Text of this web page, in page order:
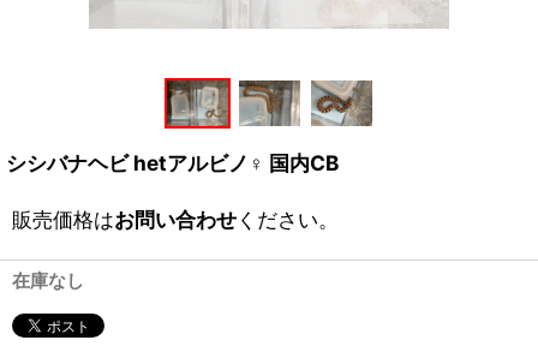
シシバナヘビ hetアルビノ♀ 国内CB
販売価格はお問い合わせください。
在庫なし